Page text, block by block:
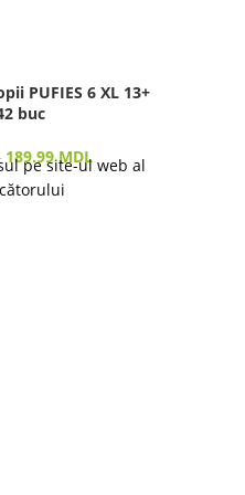
PUFIES 6 XL 13+
buc
189.99MDL
pe site-ul web al